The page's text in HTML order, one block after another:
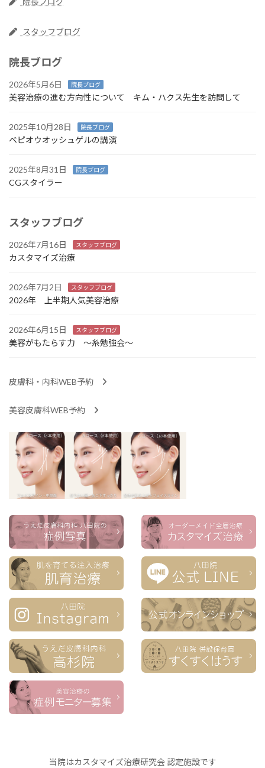
スタッフブログ
院長ブログ
2026年5月6日 院長ブログ
美容治療の進む方向性について キム・ハクス先生を訪問して
2025年10月28日 院長ブログ
ベピオウオッシュゲルの講演
2025年8月31日 院長ブログ
CGスタイラー
スタッフブログ
2026年7月16日 スタッフブログ
カスタマイズ治療
2026年7月2日 スタッフブログ
2026年 上半期人気美容治療
2026年6月15日 スタッフブログ
美容がもたらす力 ～糸勉強会～
皮膚科・内科WEB予約
美容皮膚科WEB予約
当院はカスタマイズ治療研究会 認定施設です